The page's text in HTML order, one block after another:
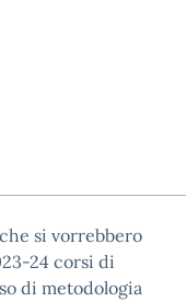
si vorrebbero
24 corsi di
di metodologia